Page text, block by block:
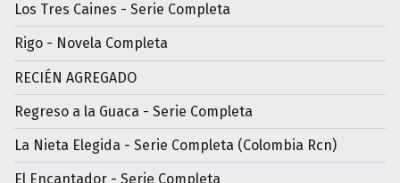
Los Tres Caines - Serie Completa
Rigo - Novela Completa
RECIÉN AGREGADO
Regreso a la Guaca - Serie Completa
La Nieta Elegida - Serie Completa (Colombia Rcn)
El Encantador - Serie Completa